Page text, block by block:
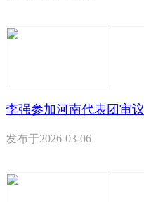
李强参加河南代表团审议
发布于2026-03-06